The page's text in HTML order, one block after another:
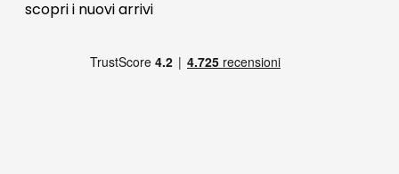
Pagamenti
scopri i nuovi arrivi